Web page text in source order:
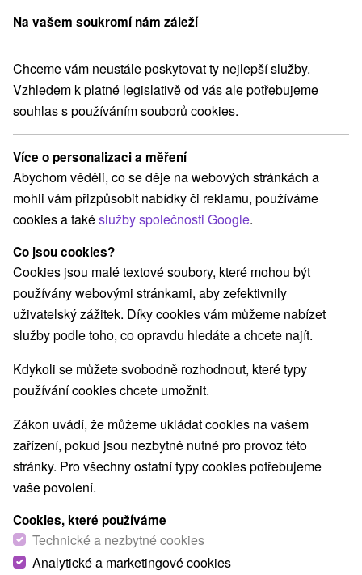
člen skupinySorger
Pobyty na Slovensku Velikonoční pobyty Západné Slovensko
Velikonoční pobyty Západné
Slovensko
Kategorie
Všechny kategorie
Pobyty v akci(43)
Wellness pobyty(67)
Romantické pobyty(12) Pobyty pro seniory(28)
Rodinné pobyty(30)
Vyberte lokalitu nebo termín
Nejprodávanější
od
1.
Na vašem soukromí nám záleží
Chceme vám neustále poskytovat ty nejlepší služby.
Vzhledem k platné legislativě od vás ale potřebujeme
souhlas s používáním souborů cookies.
Více o personalizaci a měření
Abychom věděli, co se děje na webových stránkách a
mohli vám přizpůsobit nabídky či reklamu, používáme
cookies a takéslužby společnosti Google.
Co jsou cookies?
Cookies jsou malé textové soubory, které mohou být
používány webovými stránkami, aby zefektivnily
uživatelský zážitek. Díky cookies vám můžeme nabízet
služby podle toho, co opravdu hledáte a chcete najít.
Kdykoli se můžete svobodně rozhodnout, které typy
používání cookies chcete umožnit.
Zákon uvádí, že můžeme ukládat cookies na vašem
zařízení, pokud jsou nezbytně nutné pro provoz této
stránky. Pro všechny ostatní typy cookies potřebujeme
vaše povolení.
Cookies, které používáme
Technické a nezbytné cookies
Analytické a marketingové cookies